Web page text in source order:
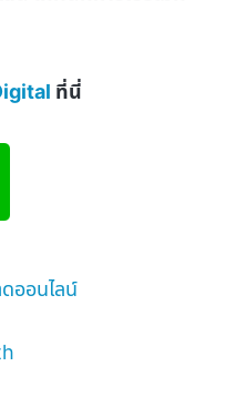
ที่นี่
ออนไลน์